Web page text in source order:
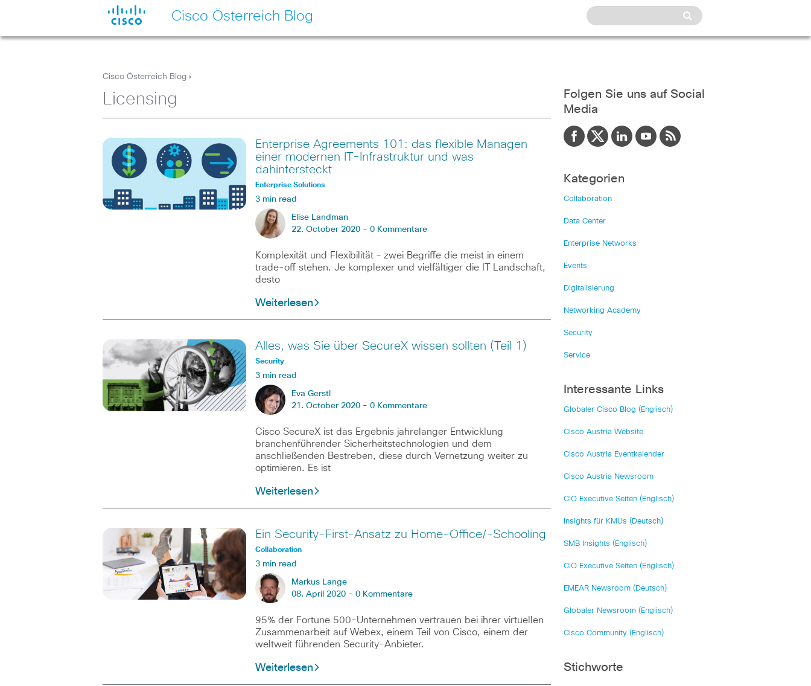
Cisco Österreich Blog
Cisco Österreich Blog >
Licensing
Enterprise Agreements 101: das flexible Managen
einer modernen IT-Infrastruktur und was
dahintersteckt
Enterprise Solutions
3 min read
Elise Landman
22. October 2020 - 0 Kommentare
Komplexität und Flexibilität – zwei Begriffe die meist in einem
trade-off stehen. Je komplexer und vielfältiger die IT Landschaft,
desto
Weiterlesen
Alles, was Sie über SecureX wissen sollten (Teil 1)
Security
3 min read
Eva Gerstl
21. October 2020 - 0 Kommentare
Cisco SecureX ist das Ergebnis jahrelanger Entwicklung
branchenführender Sicherheitstechnologien und dem
anschließenden Bestreben, diese durch Vernetzung weiter zu
optimieren. Es ist
Weiterlesen
Ein Security-First-Ansatz zu Home-Office/-Schooling
Collaboration
3 min read
Markus Lange
08. April 2020 - 0 Kommentare
95% der Fortune 500-Unternehmen vertrauen bei ihrer virtuellen
Zusammenarbeit auf Webex, einem Teil von Cisco, einem der
weltweit führenden Security-Anbieter.
Weiterlesen
Folgen Sie uns auf Social
Media
Kategorien
Collaboration
Data Center
Enterprise Networks
Events
Digitalisierung
Networking Academy
Security
Service
Interessante Links
Globaler Cisco Blog (Englisch)
Cisco Austria Website
Cisco Austria Eventkalender
Cisco Austria Newsroom
CIO Executive Seiten (Englisch)
Insights für KMUs (Deutsch)
SMB Insights (Englisch)
CIO Executive Seiten (Englisch)
EMEAR Newsroom (Deutsch)
Globaler Newsroom (Englisch)
Cisco Community (Englisch)
Stichworte